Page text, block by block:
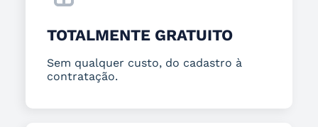
TOTALMENTE GRATUITO
Sem qualquer custo, do cadastro à
contratação.